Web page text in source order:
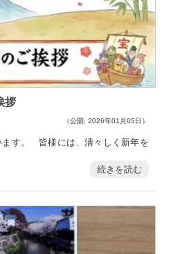
拶
（公開: 2026年01月05日）
ます。 皆様には、清々しく新年を
続きを読む